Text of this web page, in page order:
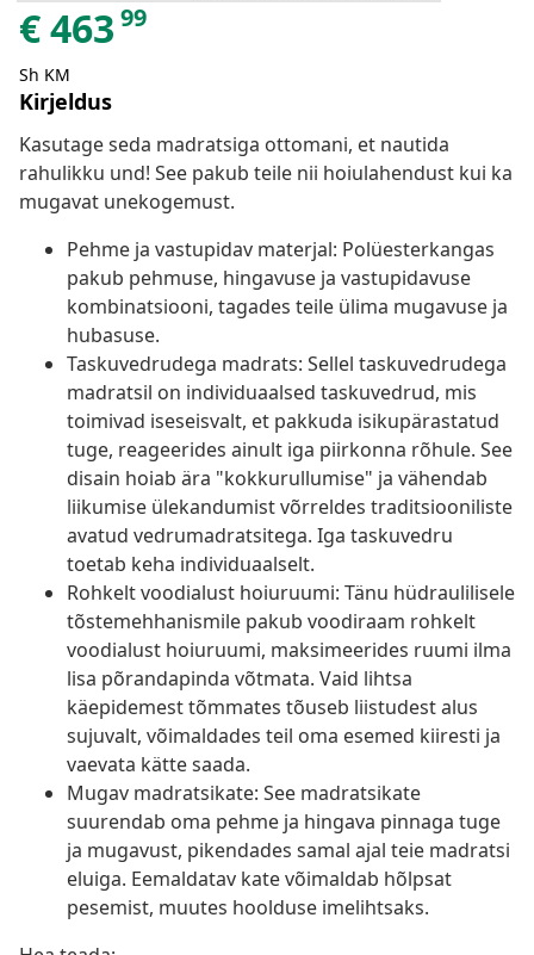
€463 99
Sh KM
Kirjeldus
Kasutage seda madratsiga ottomani, et nautida
rahulikku und! See pakub teile nii hoiulahendust kui ka
mugavat unekogemust.
Pehme ja vastupidav materjal: Polüesterkangas
pakub pehmuse, hingavuse ja vastupidavuse
kombinatsiooni, tagades teile ülima mugavuse ja
hubasuse.
Taskuvedrudega madrats: Sellel taskuvedrudega
madratsil on individuaalsed taskuvedrud, mis
toimivad iseseisvalt, et pakkuda isikupärastatud
tuge, reageerides ainult iga piirkonna rõhule. See
disain hoiab ära "kokkurullumise" ja vähendab
liikumise ülekandumist võrreldes traditsiooniliste
avatud vedrumadratsitega. Iga taskuvedru
toetab keha individuaalselt.
Rohkelt voodialust hoiuruumi: Tänu hüdraulilisele
tõstemehhanismile pakub voodiraam rohkelt
voodialust hoiuruumi, maksimeerides ruumi ilma
lisa põrandapinda võtmata. Vaid lihtsa
käepidemest tõmmates tõuseb liistudest alus
sujuvalt, võimaldades teil oma esemed kiiresti ja
vaevata kätte saada.
Mugav madratsikate: See madratsikate
suurendab oma pehme ja hingava pinnaga tuge
ja mugavust, pikendades samal ajal teie madratsi
eluiga. Eemaldatav kate võimaldab hõlpsat
pesemist, muutes hoolduse imelihtsaks.